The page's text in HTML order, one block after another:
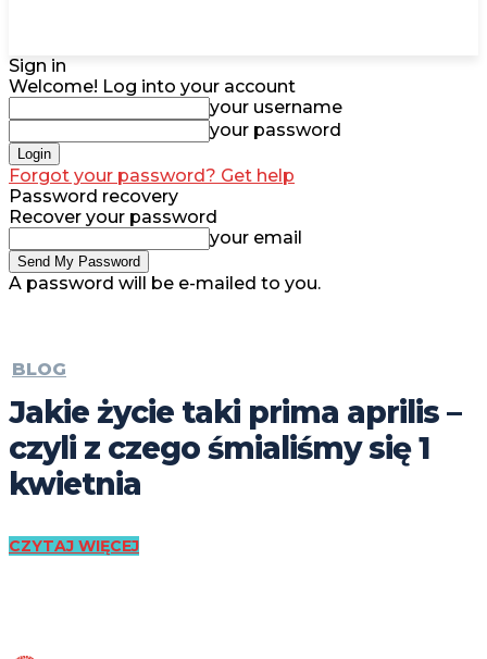
Sign in
Welcome! Log into your account
your username
your password
Forgot your password? Get help
Password recovery
Recover your password
your email
A password will be e-mailed to you.
BLOG
Jakie życie taki prima aprilis –
czyli z czego śmialiśmy się 1
kwietnia
CZYTAJ WIĘCEJ